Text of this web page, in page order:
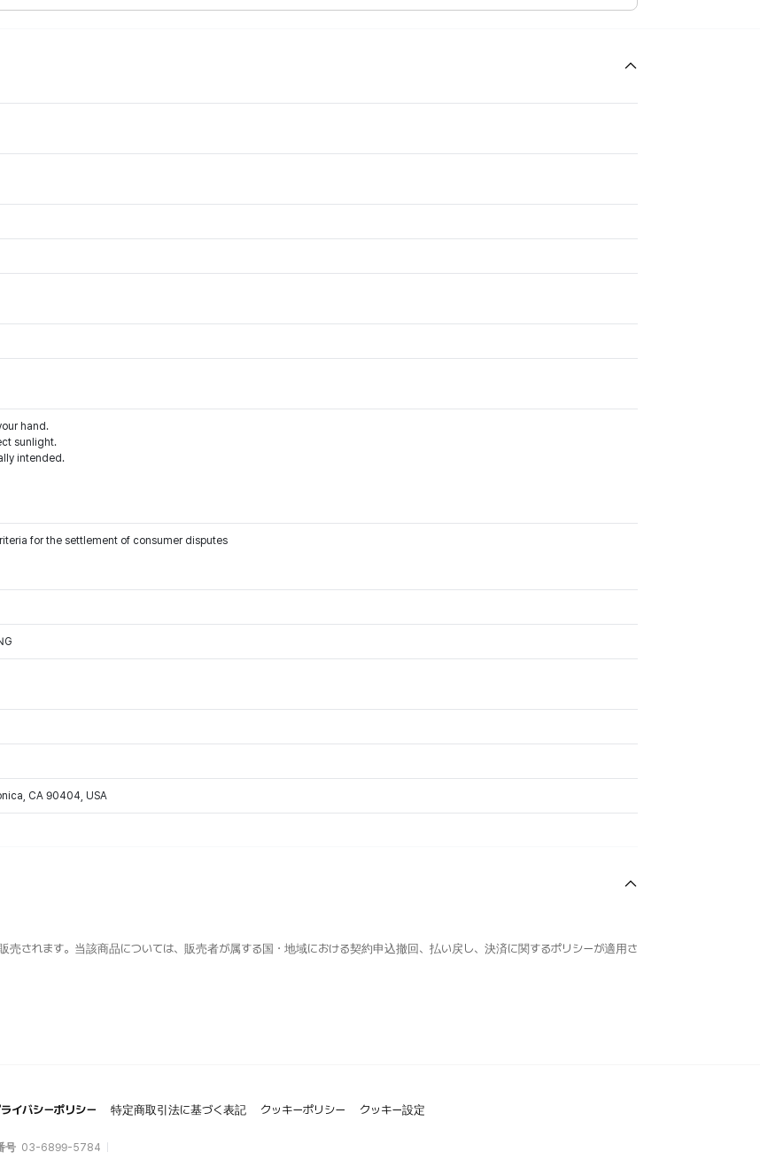
hand.
sunlight.
intended.
for the settlement of consumer disputes
CA 90404, USA
されます。当該商品については、販売者が属する国・地域における契約申込撤回、払い戻し、決済に関するポリシーが適用さ
イバシーポリシー 特定商取引法に基づく表記 クッキーポリシー クッキー設定
号 03-6899-5784